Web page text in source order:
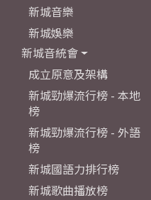
新城音樂
新城娛樂
新城音統會
成立原意及架構
新城勁爆流行榜 - 本地
榜
新城勁爆流行榜 - 外語
榜
新城國語力排行榜
新城歌曲播放榜